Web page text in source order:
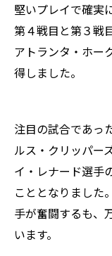
堅いプレイで確実
第４戦目と第３戦
アトランタ・ホー
得しました。
注目の試合であっ
ルス・クリッパー
イ・レナード選手
こととなりました
手が奮闘するも、
います。